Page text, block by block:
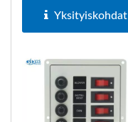
valaistut...Yksityiskohdat